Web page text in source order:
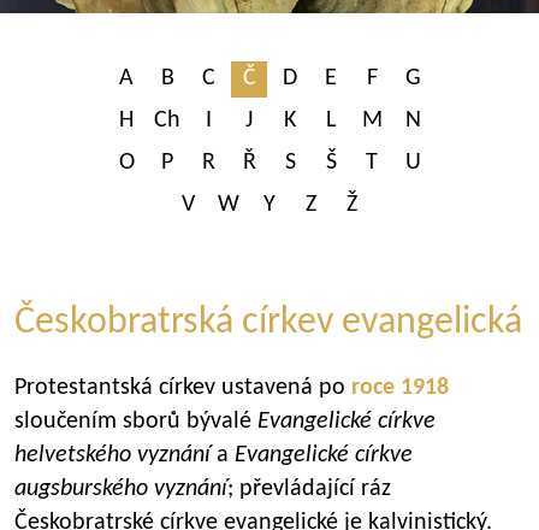
A B C Č D E F
G
H
Ch I J K L M
N
O
P R Ř S Š T
U
V
W Y Z Ž
Českobratrská církev evangelická
Protestantská církev ustavená po roce 1918
sloučením sborů bývalé Evangelické církve
helvetského vyznání a Evangelické církve
augsburského vyznání; převládající ráz
Českobratrské církve evangelické je kalvinistický.